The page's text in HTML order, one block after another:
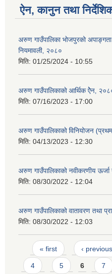
ऐन, कानुन तथा
अरुण गाउँपालिका भोजपुरको
नियमावली, २०८०
मिति: 01/25/2024 - 10:55
अरुण गाउँपालिकाको आर्थिक ऐेन,
मिति: 07/16/2023 - 17:00
अरुण गाउँपालिकाको विनियोजन
मिति: 04/13/2023 - 12:30
अरुण गाउँपालिकाको नवीकरणीय ऊर्जा
मिति: 08/30/2022 - 12:04
अरुण गाउँपालिकाको वातावरण तथा
मिति: 08/30/2022 - 12:03
Pages
« first ‹ previous
4 5 6 7